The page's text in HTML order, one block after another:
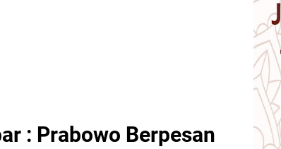
: Prabowo Berpesan